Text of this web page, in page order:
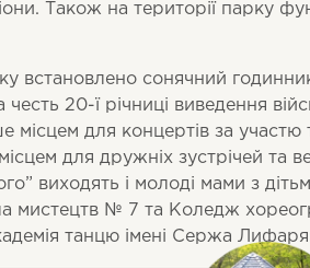
Також на території парку
встановлено сонячний
20-ї річниці виведення
для концертів за участю
для дружніх зустрічей та
виходять і молоді мами з
мистецтв № 7 та Коледж
танцю імені Сержа